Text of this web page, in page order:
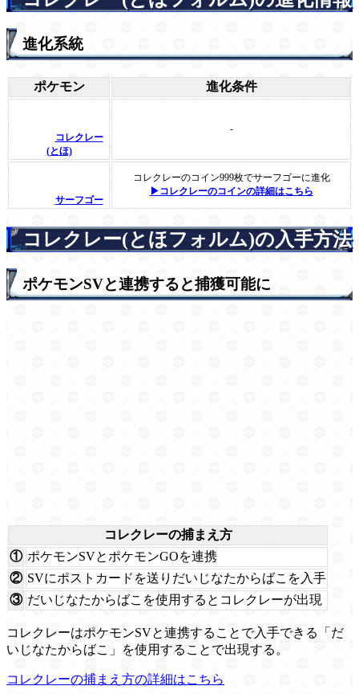
進化系統
ポケモン 進化条件
コレクレー
(とほ)
-
サーフゴー
コレクレーのコイン999枚でサーフゴーに進化
▶コレクレーのコインの詳細はこちら
コレクレー(とほフォルム)の入手方法
ポケモンSVと連携すると捕獲可能に
コレクレーの捕まえ方
① ポケモンSVとポケモンGOを連携
② SVにポストカードを送りだいじなたからばこを入手
③ だいじなたからばこを使用するとコレクレーが出現
コレクレーはポケモンSVと連携することで入手できる「だ
いじなたからばこ」を使用することで出現する。
コレクレーの捕まえ方の詳細はこちら